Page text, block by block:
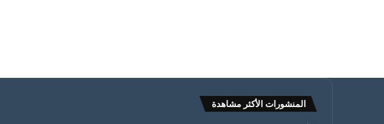
المنشورات الأكثر مشاهدة